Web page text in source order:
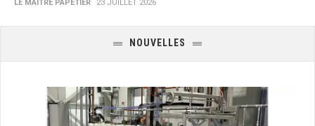
LE MAITRE PAPETIER 23 JUILLET 2026
NOUVELLES